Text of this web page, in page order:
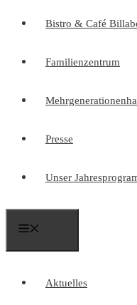
Bistro & Café
Familienzentrum
Presse
Unser
Aktuelles